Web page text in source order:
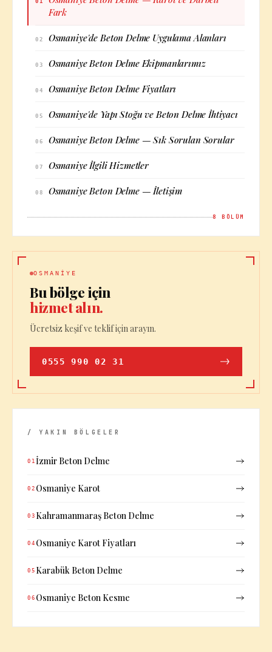
01
Fark
02 Osmaniye'de Beton Delme Uygulama Alanları
03 Osmaniye Beton Delme Ekipmanlarımız
04 Osmaniye Beton Delme Fiyatları
05 Osmaniye'de Yapı Stoğu ve Beton Delme İhtiyacı
06 Osmaniye Beton Delme — Sık Sorulan Sorular
07 Osmaniye İlgili Hizmetler
08 Osmaniye Beton Delme — İletişim
8 BÖLÜM
OSMANIYE
Bu bölge için
hizmet alın.
Ücretsiz keşif ve teklif için arayın.
0555 990 02 31
/ YAKIN BÖLGELER
01 İzmir Beton Delme
02 Osmaniye Karot
03 Kahramanmaraş Beton Delme
04 Osmaniye Karot Fiyatları
05 Karabük Beton Delme
06 Osmaniye Beton Kesme